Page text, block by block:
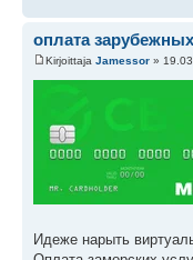
оплата
Kirjoittaja Jamessor »
Идеже нарыть